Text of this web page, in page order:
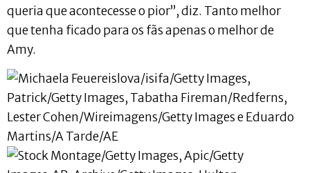
queria que acontecesse o pior”, diz. Tanto melhor
que tenha ficado para os fãs apenas o melhor de
Amy.